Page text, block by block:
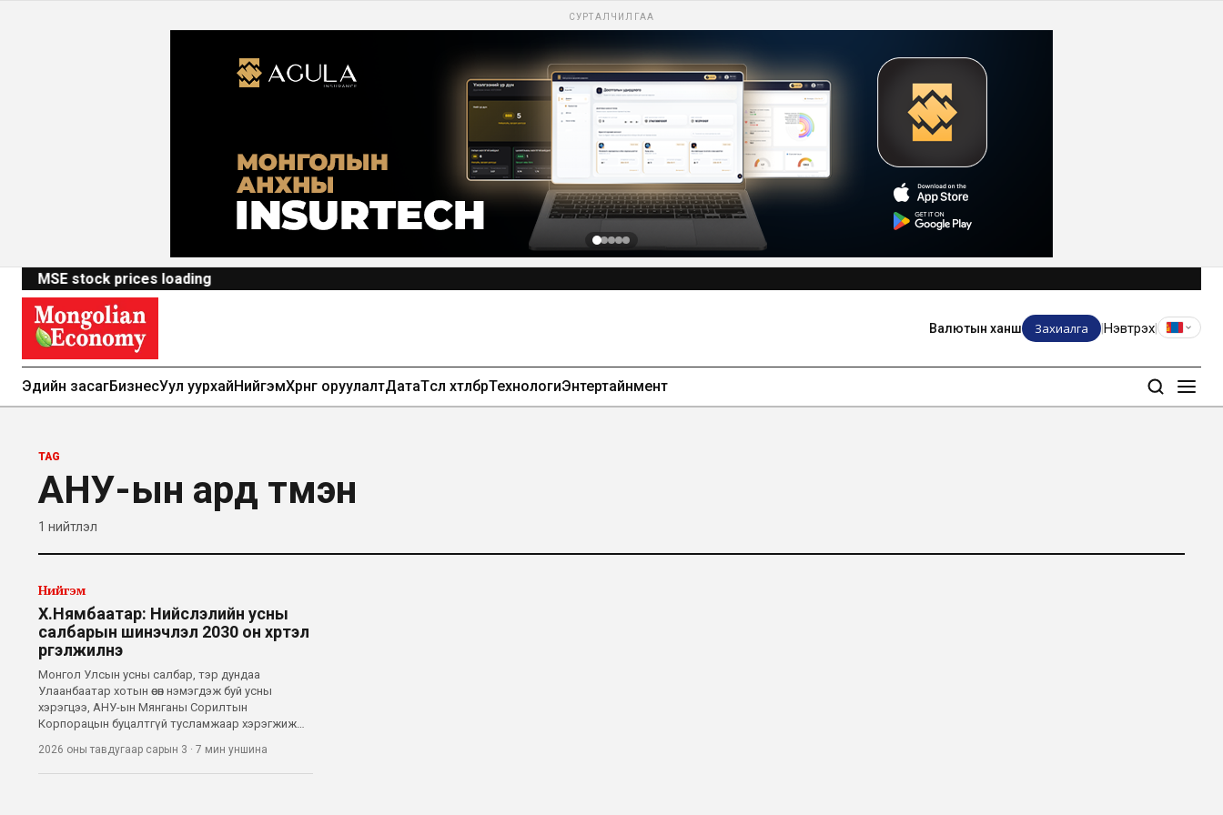
СУРТАЛЧИЛГАА
MSE stock prices loading
Валютын ханш Захиалга Нэвтрэх
Эдийн засагБизнесУул уурхайНийгэмХөрөнгө оруулалтДатаТөсөл хөтөлбөрТехнологиЭнтертайнмент
TAG
АНУ-ын ард түмэн
1 нийтлэл
Нийгэм
Х.Нямбаатар: Нийслэлийн усны
салбарын шинэчлэл 2030 он хүртэл
үргэлжилнэ
Монгол Улсын усны салбар, тэр дундаа
Улаанбаатар хотын өсөн нэмэгдэж буй усны
хэрэгцээ, АНУ-ын Мянганы Сорилтын
Корпорацын буцалтгүй тусламжаар хэрэгжиж
Засаг дарга бөгөөд Улаанбаатар хотын Захирагч
Х.Нямбаатартай ярилцлаа. Энэхүү ярилцлагыг
2026 оны тавдугаар сарын 3 · 7 мин уншина